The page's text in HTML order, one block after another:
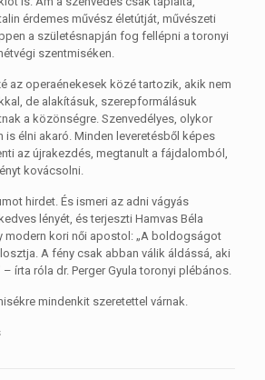
érdemes művész életútját, művészeti
a születésnapján fog fellépni a toronyi
szentmiséken.
az operaénekesek közé tartozik, akik nem
de alakításuk, szerepformálásuk
a közönségre. Szenvedélyes, olykor
is élni akaró. Minden leveretésből képes
az újrakezdés, megtanult a fájdalomból,
kovácsolni.
hirdet. És ismeri az adni vágyás
lényét, és terjeszti Hamvas Béla
modern kori női apostol: „A boldogságot
A fény csak abban válik áldássá, aki
írta róla dr. Perger Gyula toronyi plébános.
mindenkit szeretettel várnak.